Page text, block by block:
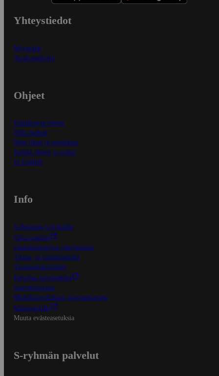
Yhteystiedot
Myymälät
Asiakaspalvelu
Ohjeet
Ensitilaajan ohjeet
Näin maksat
Näin tilaat ja muokkaat
Kaikki ohjeet ja vinkit
In English
Info
S-Business yrityksille
Oiva-raportit
Osuuskauppojen yhteystiedot
Tilaus- ja toimitusehdot
Tietosuojakäytäntö
Palvelun käyttöehdot
Saavutettavuus
Mobiilisovelluksen saavutettavuus
Mainostajalle
Muuta evästeasetuksia
S-ryhmän palvelut